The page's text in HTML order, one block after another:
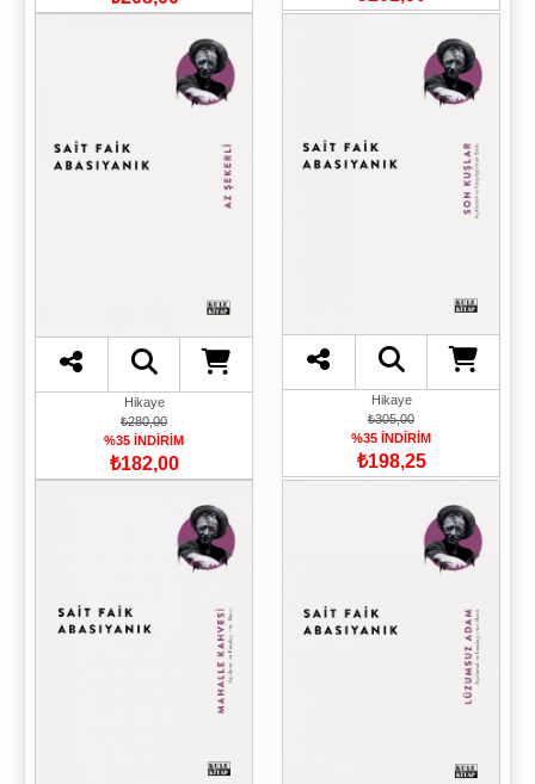
Hikaye
₺280,00
%35 İNDİRİM
₺182,00
Hikaye
₺305,00
%35 İNDİRİM
₺198,25